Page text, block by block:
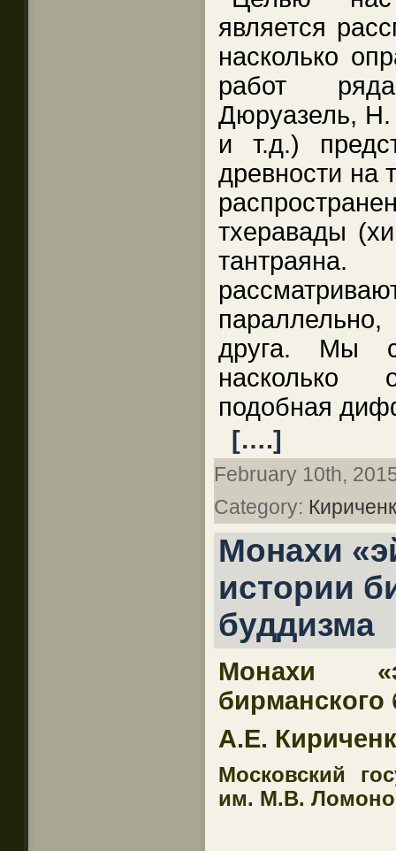
является
насколько
работ
Дюруазель, Н.
и т.д.)
древности на
тхеравады
друга. Мы
насколько
подобная
[….]
February 10th,
Category:
Монахи
истории
буддизма
Монахи
бирманского
А.Е.
Московский
им. М.В.